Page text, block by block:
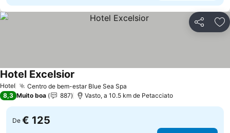
Partilhar
Hotel Centro de bem-estar Blue Sea Spa
Hotel Excelsior
8,3 Muito boa 887 Vasto, a 10.5 km de Petacciato
De € 125